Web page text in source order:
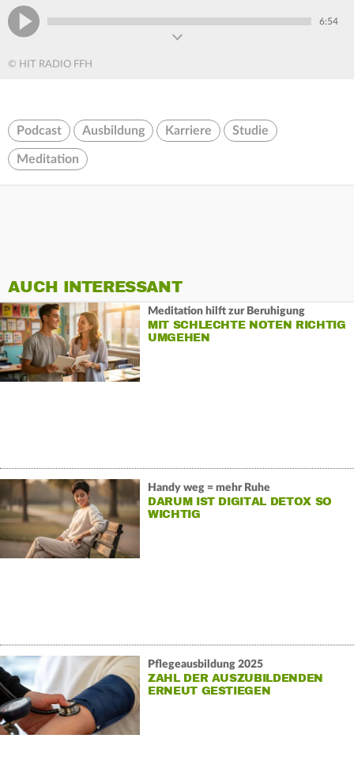
6:54
© HIT RADIO FFH
Podcast Ausbildung Karriere Studie
Meditation
AUCH INTERESSANT
Meditation hilft zur Beruhigung
MIT SCHLECHTE NOTEN RICHTIG
UMGEHEN
Handy weg = mehr Ruhe
DARUM IST DIGITAL DETOX SO
WICHTIG
Pflegeausbildung 2025
ZAHL DER AUSZUBILDENDEN
ERNEUT GESTIEGEN